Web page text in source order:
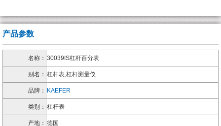
产品参数
名称： 30039IS杠杆百分表
别名： 杠杆表,杠杆测量仪
品牌： KAEFER
类别： 杠杆表
产地： 德国